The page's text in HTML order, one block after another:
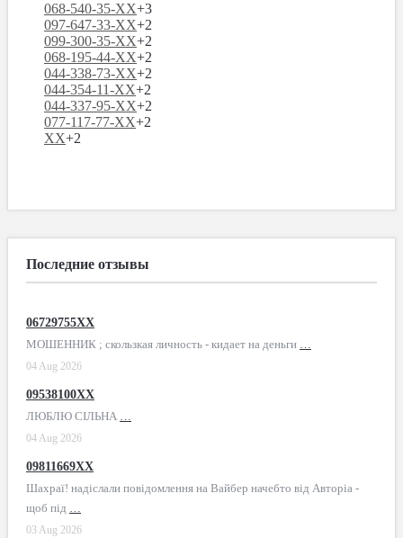
068-540-35-XX+3
097-647-33-XX+2
099-300-35-XX+2
068-195-44-XX+2
044-338-73-XX+2
044-354-11-XX+2
044-337-95-XX+2
077-117-77-XX+2
XX+2
Последние отзывы
06729755XX
МОШЕННИК ; скользкая личность - кидает на деньги …
04 Aug 2026
09538100XX
ЛЮБЛЮ СІЛЬНА …
04 Aug 2026
09811669XX
Шахраї! надіслали повідомлення на Вайбер начебто від Авторіа -
щоб під …
03 Aug 2026